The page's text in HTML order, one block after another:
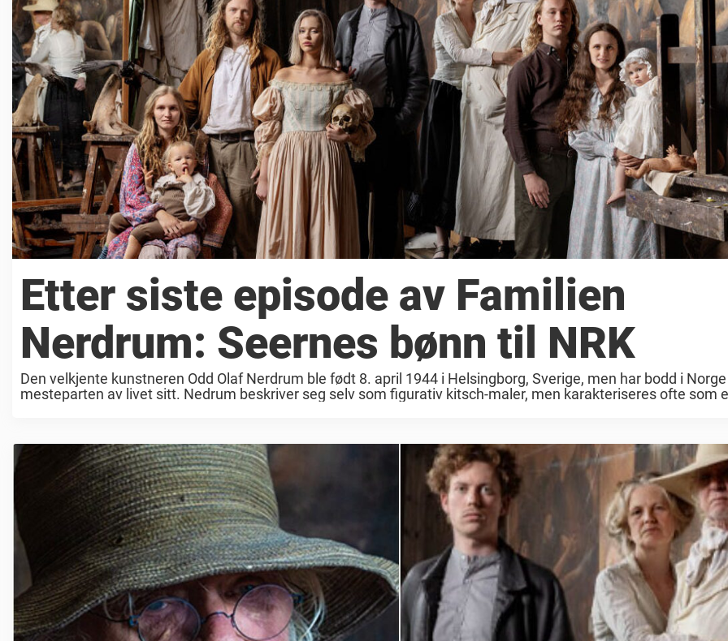
Etter siste episode av Familien
Nerdrum: Seernes bønn til NRK
Den velkjente kunstneren Odd Olaf Nerdrum ble født 8. april 1944 i Helsingborg, Sverige, men har bodd i Norge
mesteparten av livet sitt. Nedrum beskriver seg selv som figurativ kitsch-maler, men karakteriseres ofte som